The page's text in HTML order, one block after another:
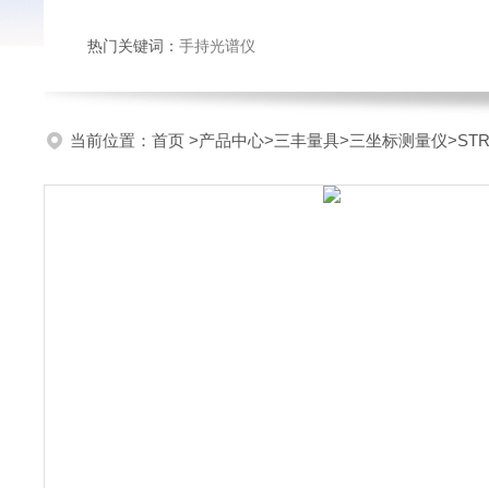
热门关键词： 手持光谱仪
当前位置： 首页 >产品中心>三丰量具>三坐标测量仪